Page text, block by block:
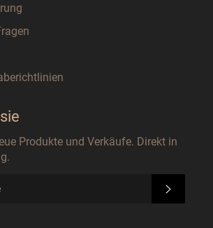
Produkte und Verkäufe. Direkt in